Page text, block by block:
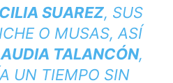
SUAREZ, SUS
O MUSAS, ASÍ
TALANCÓN,
UN TIEMPO SIN